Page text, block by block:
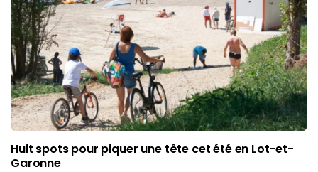
Huit spots pour piquer une tête cet été en Lot-et-
Garonne